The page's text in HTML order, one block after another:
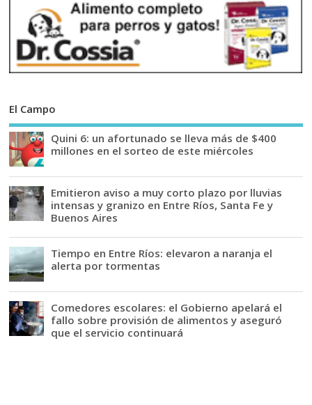
El Campo
Quini 6: un afortunado se lleva más de $400
millones en el sorteo de este miércoles
Emitieron aviso a muy corto plazo por lluvias
intensas y granizo en Entre Ríos, Santa Fe y
Buenos Aires
Tiempo en Entre Ríos: elevaron a naranja el
alerta por tormentas
Comedores escolares: el Gobierno apelará el
fallo sobre provisión de alimentos y aseguró
que el servicio continuará